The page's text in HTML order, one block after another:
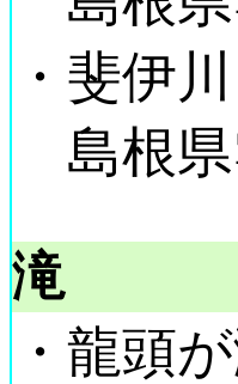
・斐伊川
島根県
滝
・龍頭